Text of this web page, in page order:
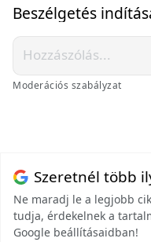
Beszélgetés
Moderációs szabályzat
Szeretnél több
Ne maradj le a legjobb
tudja, érdekelnek a
Google beállításaidban!